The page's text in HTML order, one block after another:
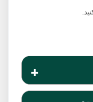
زخم دهانه رحم یا به انگلیسی cervical ulcer در اثر